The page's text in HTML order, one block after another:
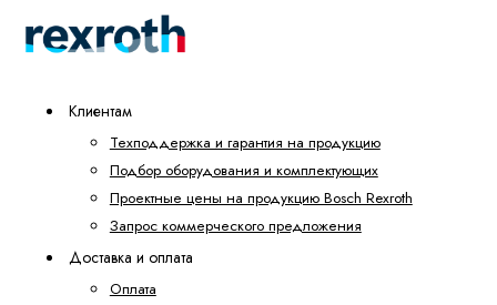
Клиентам
Техподдержка и гарантия на продукцию
Подбор оборудования и комплектующих
Проектные цены на продукцию Bosch Rexroth
Запрос коммерческого предложения
Доставка и оплата
Оплата